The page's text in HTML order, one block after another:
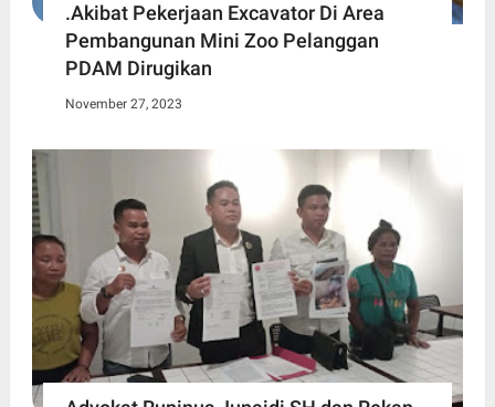
.Akibat Pekerjaan Excavator Di Area
Pembangunan Mini Zoo Pelanggan
PDAM Dirugikan
November 27, 2023